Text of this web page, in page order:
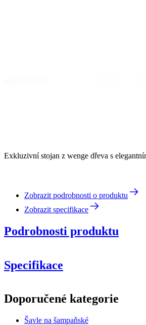
Exkluzivní stojan z wenge dřeva s
Zobrazit podrobnosti o produktu
Zobrazit specifikace
Podrobnosti produktu
Specifikace
Číslo produktuWBJO2NT
Rozměry (ŠxVxH cm)
Doporučené kategorie
Šavle na šampaňské